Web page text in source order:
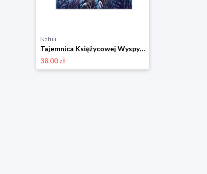
Natuli
Tajemnica Księżycowej Wyspy Srebrny las
38.00 zł